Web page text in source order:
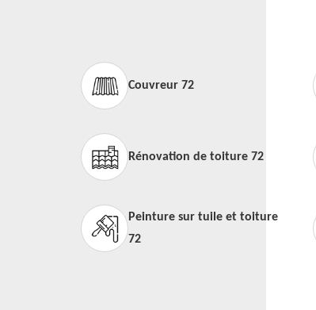
Couvreur 72
Rénovation de toiture 72
Peinture sur tuile et toiture
72